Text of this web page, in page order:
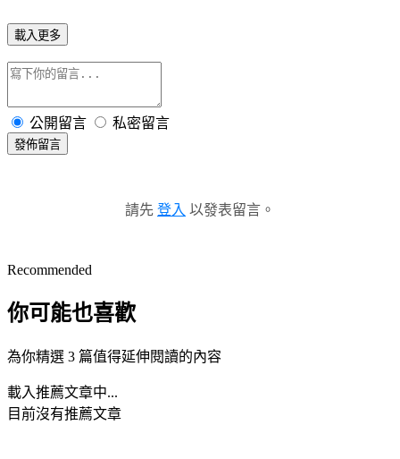
載入更多
公開留言 私密留言
發佈留言
請先 登入 以發表留言。
Recommended
你可能也喜歡
為你精選 3 篇值得延伸閱讀的內容
載入推薦文章中...
目前沒有推薦文章